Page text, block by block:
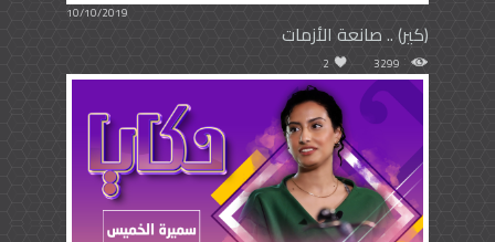
10/10/2019
(كير) .. صانعة الأزمات
3299
2